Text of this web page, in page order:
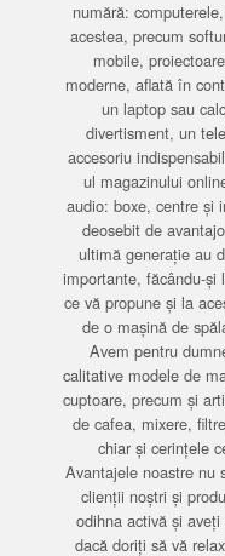
numără:
acestea, precum
mobile,
moderne, aflată în
un laptop sau
divertisment, un
accesoriu
ul magazinului
audio: boxe, centre și
deosebit de
ultimă generație au
importante, făcându-și
ce vă propune și la
de o mașină de
Avem pentru
calitative modele de
cuptoare, precum și
de cafea, mixere,
chiar și cerințele
Avantajele noastre nu
clienții noștri și
odihna activă și
dacă doriți să vă